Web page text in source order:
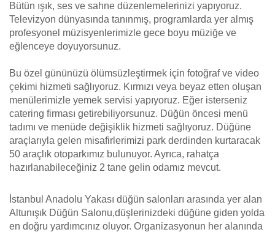
Bütün ışık, ses ve sahne düzenlemelerinizi yapıyoruz.
Televizyon dünyasında tanınmış, programlarda yer almış
profesyonel müzisyenlerimizle gece boyu müziğe ve
eğlenceye doyuyorsunuz.
Bu özel gününüzü ölümsüzleştirmek için fotoğraf ve video
çekimi hizmeti sağlıyoruz. Kırmızı veya beyaz etten oluşan
menülerimizle yemek servisi yapıyoruz. Eğer isterseniz
catering firması getirebiliyorsunuz. Düğün öncesi menü
tadımı ve menüde değişiklik hizmeti sağlıyoruz. Düğüne
araçlarıyla gelen misafirlerimizi park derdinden kurtaracak
50 araçlık otoparkımız bulunuyor. Ayrıca, rahatça
hazırlanabileceğiniz 2 tane gelin odamız mevcut.
İstanbul Anadolu Yakası düğün salonları arasında yer alan
Altunışık Düğün Salonu,düşlerinizdeki düğüne giden yolda
en doğru yardımcınız oluyor. Organizasyonun her alanında